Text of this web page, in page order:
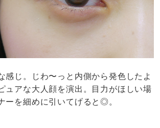
感じ。じわ〜っと内側から発色したよ
ュアな大人顔を演出。目力がほしい場
ーを細めに引いてげると◎。